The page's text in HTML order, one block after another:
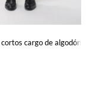
cargo de algodón